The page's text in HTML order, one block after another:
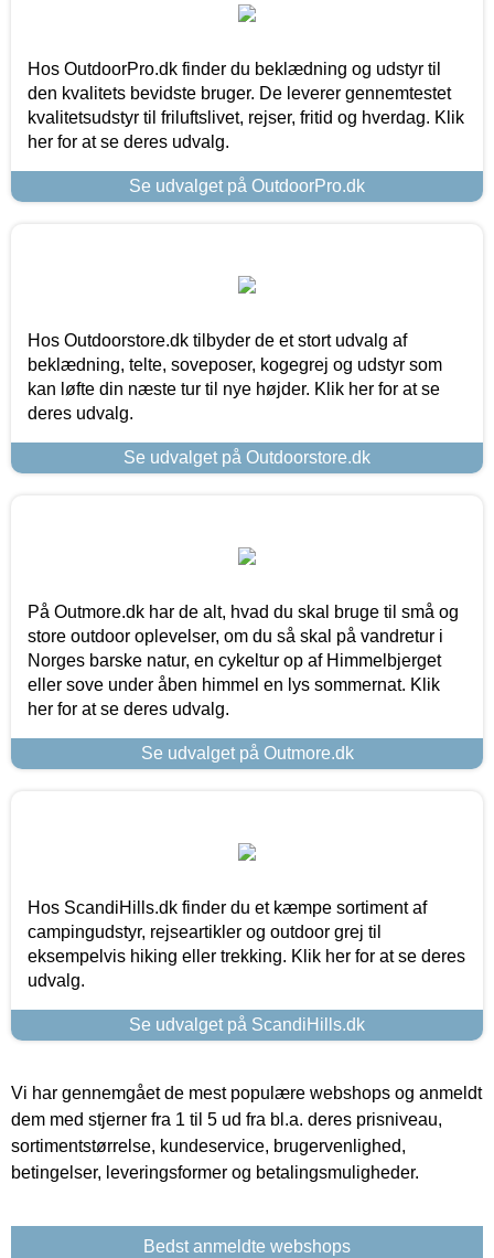
Hos OutdoorPro.dk finder du beklædning og udstyr til
den kvalitets bevidste bruger. De leverer gennemtestet
kvalitetsudstyr til friluftslivet, rejser, fritid og hverdag. Klik
her for at se deres udvalg.
Se udvalget på OutdoorPro.dk
Hos Outdoorstore.dk tilbyder de et stort udvalg af
beklædning, telte, soveposer, kogegrej og udstyr som
kan løfte din næste tur til nye højder. Klik her for at se
deres udvalg.
Se udvalget på Outdoorstore.dk
På Outmore.dk har de alt, hvad du skal bruge til små og
store outdoor oplevelser, om du så skal på vandretur i
Norges barske natur, en cykeltur op af Himmelbjerget
eller sove under åben himmel en lys sommernat. Klik
her for at se deres udvalg.
Se udvalget på Outmore.dk
Hos ScandiHills.dk finder du et kæmpe sortiment af
campingudstyr, rejseartikler og outdoor grej til
eksempelvis hiking eller trekking. Klik her for at se deres
udvalg.
Se udvalget på ScandiHills.dk
Vi har gennemgået de mest populære webshops og anmeldt
dem med stjerner fra 1 til 5 ud fra bl.a. deres prisniveau,
sortimentstørrelse, kundeservice, brugervenlighed,
betingelser, leveringsformer og betalingsmuligheder.
Bedst anmeldte webshops